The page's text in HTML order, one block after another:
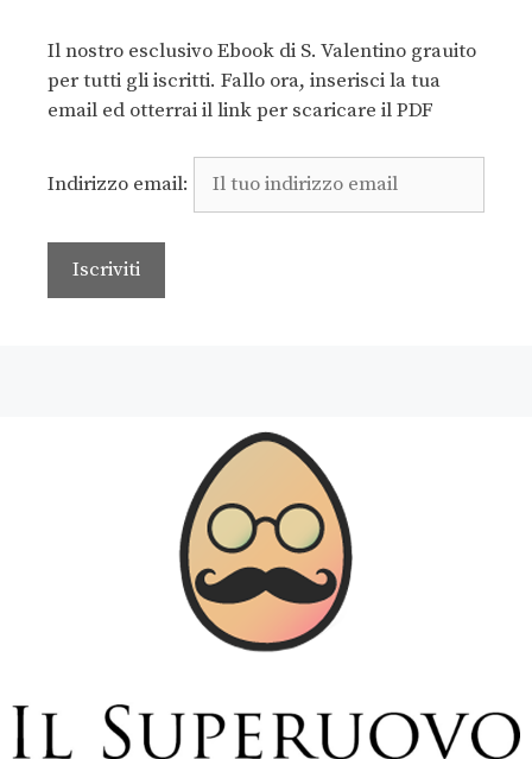
Il nostro esclusivo Ebook di S. Valentino grauito
per tutti gli iscritti. Fallo ora, inserisci la tua
email ed otterrai il link per scaricare il PDF
Indirizzo email: